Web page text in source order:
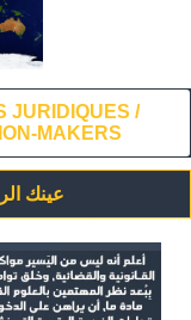
JURIDIQUES /
MAKERS
عينك